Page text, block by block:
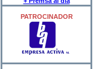
PATROCINADOR